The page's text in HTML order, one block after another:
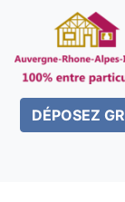
DÉPOSEZ